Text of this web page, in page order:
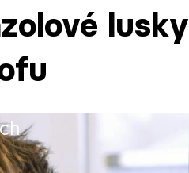
lusky
Dále pokračuje ve
Ostrava Hrabůvka